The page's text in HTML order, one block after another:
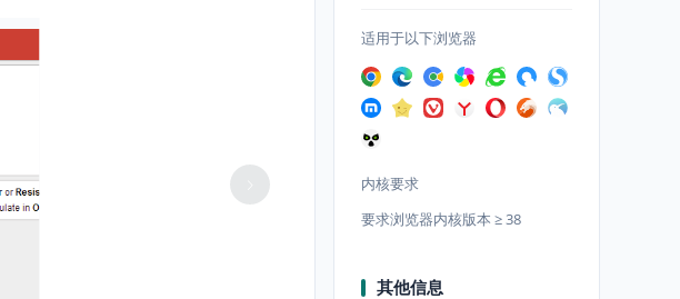
适用于以下浏览器
内核要求
要求浏览器内核版本 ≥ 38
其他信息